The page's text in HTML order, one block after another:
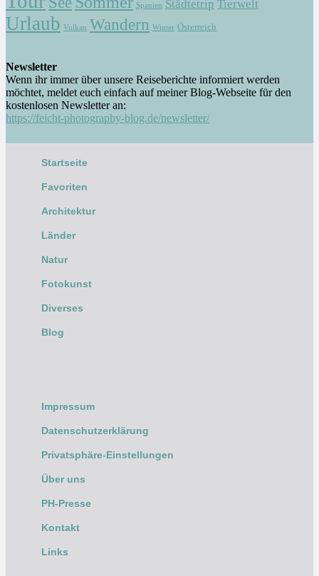
Spanien Städtetrip Tierwelt
Urlaub Vulkan Wandern Winter Österreich
Newsletter
Wenn ihr immer über unsere Reiseberichte informiert werden
möchtet, meldet euch einfach auf meiner Blog-Webseite für den
kostenlosen Newsletter an:
https://feicht-photography-blog.de/newsletter/
Startseite
Favoriten
Architektur
Länder
Natur
Fotokunst
Diverses
Blog
Impressum
Datenschutzerklärung
Privatsphäre-Einstellungen
Über uns
PH-Presse
Kontakt
Links